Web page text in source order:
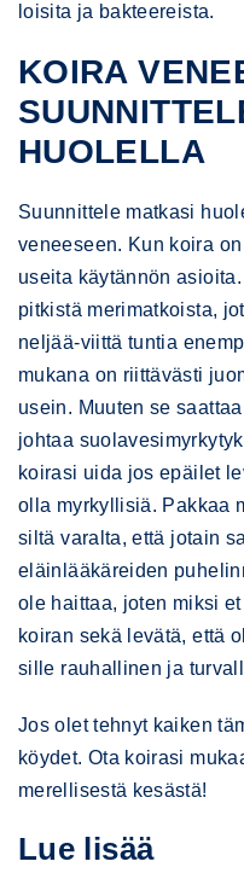
loisita ja bakteereista.
KOIRA
HUOLELLA
Suunnittele matkasi
veneeseen. Kun koira
useita käytännön
pitkistä merimatkoista,
neljää-viittä tuntia
mukana on riittävästi
usein. Muuten se
johtaa
koirasi uida jos epäilet
olla myrkyllisiä. Pakkaa
siltä varalta, että jotain
eläinlääkäreiden
ole haittaa, joten miksi
koiran sekä levätä, että
sille rauhallinen ja
Jos olet tehnyt kaiken
köydet. Ota koirasi
merellisestä kesästä!
Lue lisää